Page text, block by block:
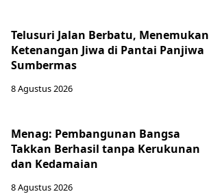
Telusuri Jalan Berbatu, Menemukan
Ketenangan Jiwa di Pantai Panjiwa
Sumbermas
8 Agustus 2026
Menag: Pembangunan Bangsa
Takkan Berhasil tanpa Kerukunan
dan Kedamaian
8 Agustus 2026